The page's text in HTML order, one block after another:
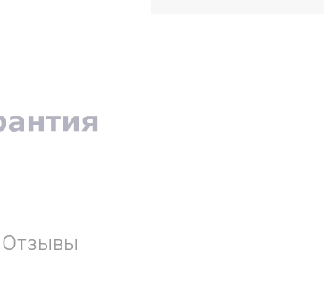
Отзывы